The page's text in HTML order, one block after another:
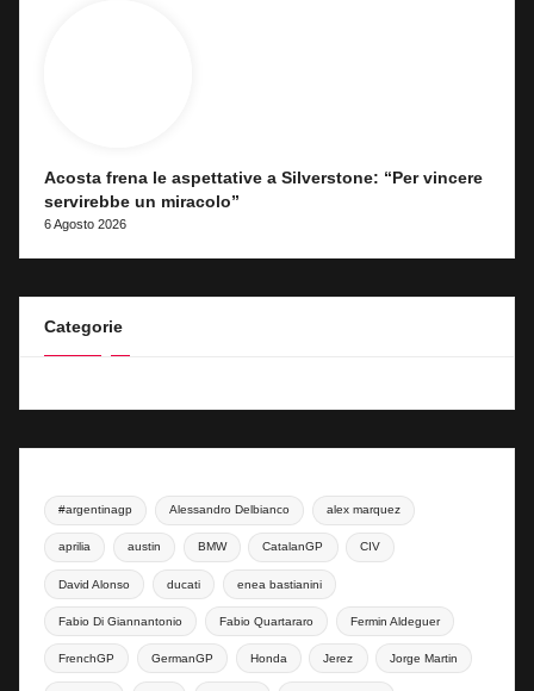
Acosta frena le aspettative a Silverstone: “Per vincere
servirebbe un miracolo”
6 Agosto 2026
Categorie
#argentinagp Alessandro Delbianco alex marquez
aprilia austin BMW CatalanGP CIV
David Alonso ducati enea bastianini
Fabio Di Giannantonio Fabio Quartararo Fermin Aldeguer
FrenchGP GermanGP Honda Jerez Jorge Martin